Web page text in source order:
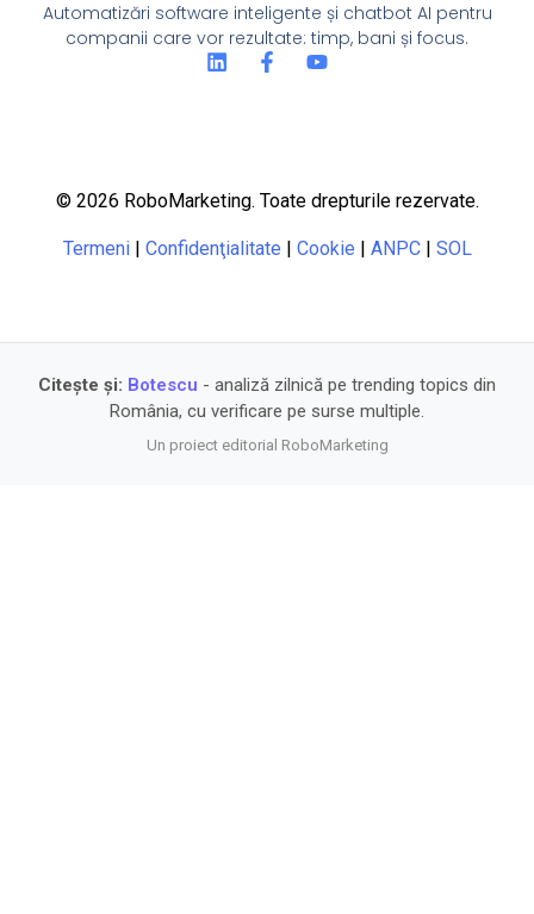
Automatizări software inteligente și chatbot AI pentru
companii care vor rezultate: timp, bani și focus.
© 2026 RoboMarketing. Toate drepturile rezervate.
Termeni| Confidenţialitate | Cookie | ANPC| SOL
Citește și: Botescu - analiză zilnică pe trending topics din
România, cu verificare pe surse multiple.
Un proiect editorial RoboMarketing